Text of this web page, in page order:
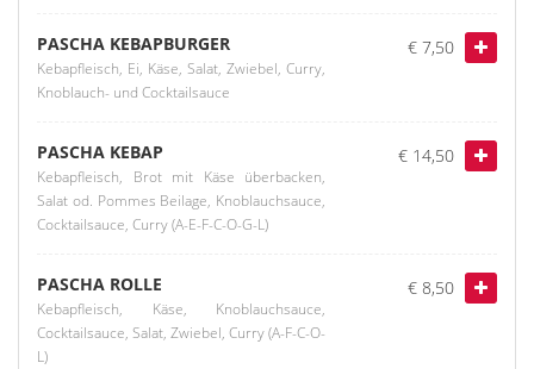
PASCHA KEBAPBURGER
Kebapfleisch, Ei, Käse, Salat, Zwiebel, Curry,
Knoblauch- und Cocktailsauce
€ 7,50
PASCHA KEBAP
Kebapfleisch, Brot mit Käse überbacken,
Salat od. Pommes Beilage, Knoblauchsauce,
Cocktailsauce, Curry (A-E-F-C-O-G-L)
€ 14,50
PASCHA ROLLE
Kebapfleisch, Käse, Knoblauchsauce,
Cocktailsauce, Salat, Zwiebel, Curry (A-F-C-O-
L)
€ 8,50